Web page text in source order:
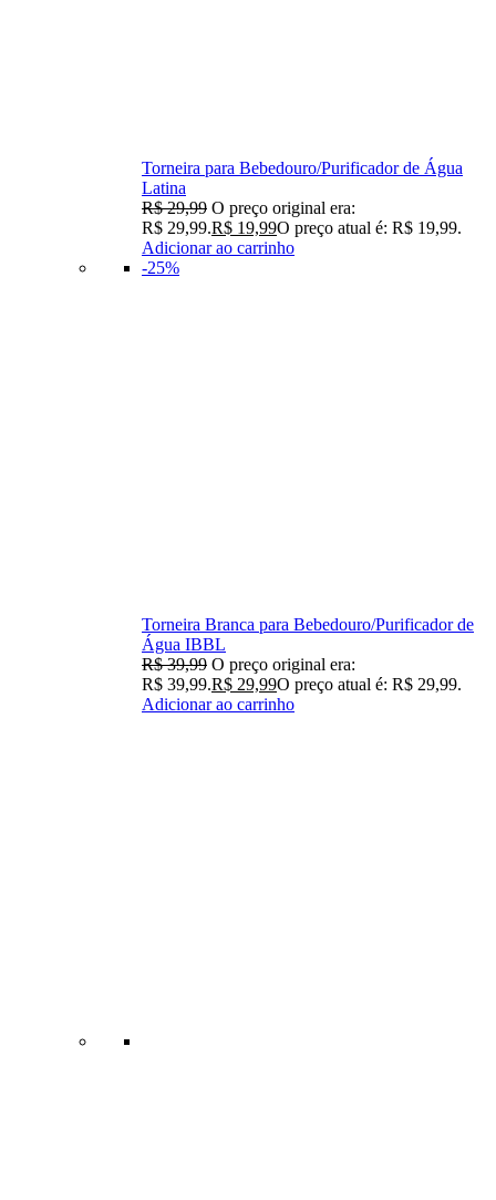
Torneira para Bebedouro/Purificador de Água
Latina
R$29,99 O preço original era:
R$ 29,99.R$ 19,99O preço atual é: R$ 19,99.
Adicionar ao carrinho
-25%
Torneira Branca para Bebedouro/Purificador de
Água IBBL
R$39,99 O preço original era:
R$ 39,99.R$ 29,99O preço atual é: R$ 29,99.
Adicionar ao carrinho